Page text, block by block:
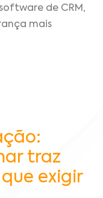
de CRM,
mais
traz
exigir